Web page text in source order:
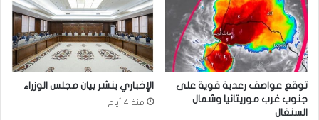
توقع عواصف رعدية قوية على
جنوب غرب موريتانيا وشمال
السنغال
الإخباري ينشر بيان مجلس الوزراء
منذ 4 أيام